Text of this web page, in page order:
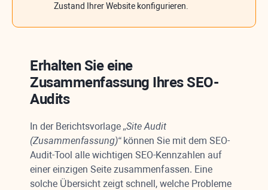
Zustand Ihrer Website konfigurieren.
Erhalten Sie eine
Zusammenfassung Ihres SEO-
Audits
In der Berichtsvorlage „Site Audit
(Zusammenfassung)“können Sie mit dem SEO-
Audit-Tool alle wichtigen SEO-Kennzahlen auf
einer einzigen Seite zusammenfassen. Eine
solche Übersicht zeigt schnell, welche Probleme